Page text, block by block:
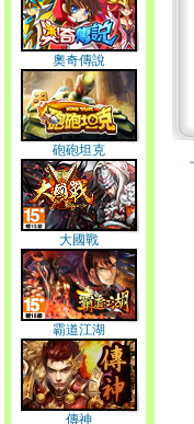
奧奇傳說
砲砲坦克
大國戰
霸道江湖
傳神